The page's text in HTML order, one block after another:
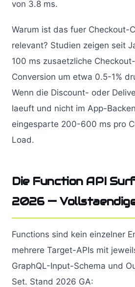
von 3.8 ms.
Warum ist das fuer Checkout-
relevant? Studien zeigen seit
100 ms zusaetzliche
Conversion um etwa 0.5-1%
Wenn die Discount- oder
laeuft und nicht im App-
eingesparte 200-600 ms pro
Load.
Die Function API
2026 —
Functions sind kein einzelner
mehrere Target-APIs mit
GraphQL-Input-Schema und
Set. Stand 2026 GA: